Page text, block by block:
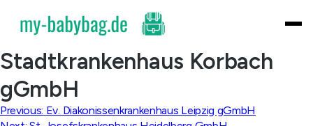
content
Stadtkrankenhaus Korbach
gGmbH
Beitragsnavigation
Previous: Ev. Diakonissenkrankenhaus Leipzig gGmbH